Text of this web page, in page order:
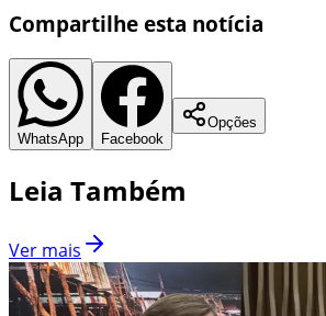
Compartilhe esta notícia
WhatsApp Facebook
Opções
Leia Também
Ver mais